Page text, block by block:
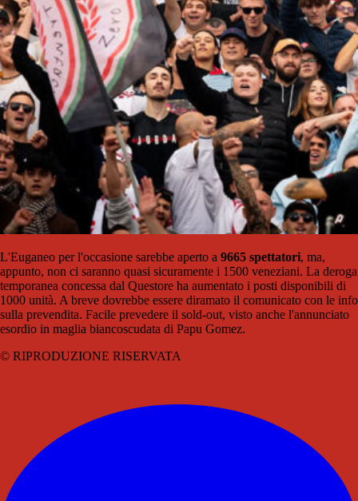
L'Euganeo per l'occasione sarebbe aperto a 9665 spettatori, ma,
appunto, non ci saranno quasi sicuramente i 1500 veneziani. La deroga
temporanea concessa dal Questore ha aumentato i posti disponibili di
1000 unità. A breve dovrebbe essere diramato il comunicato con le info
sulla prevendita. Facile prevedere il sold-out, visto anche l'annunciato
esordio in maglia biancoscudata di Papu Gomez.
© RIPRODUZIONE RISERVATA